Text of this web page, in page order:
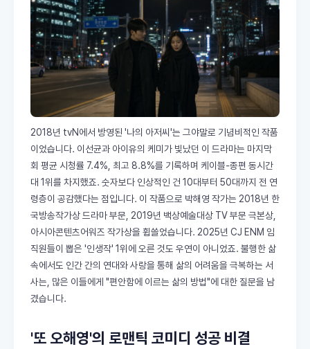
2018년 tvN에서 방영된 '나의 아저씨'는 그야말로 기념비적인 작품
이었습니다. 이선균과 아이유의 케미가 빛났던 이 드라마는 마지막
회 평균 시청률 7.4%, 최고 8.8%를 기록하며 케이블-종편 동시간
대 1위를 차지했죠. 숫자보다 인상적인 건 10대부터 50대까지 전 연
령층이 공감했다는 점입니다. 이 작품으로 박해영 작가는 2018년 한
국방송작가상 드라마 부문, 2019년 백상예술대상 TV 부문 극본상,
아시아콘텐츠어워즈 작가상을 휩쓸었습니다. 2025년 CJ ENM 임
직원들이 뽑은 '인생작' 1위에 오른 것도 우연이 아니었죠. 불행한 삶
속에서도 인간 간의 연대와 사랑을 통해 삶의 어려움을 극복하는 서
사는, 많은 이들에게 "편안함에 이르는 삶의 방법"에 대한 질문을 남
겼습니다.
'또 오해영'의 로맨틱 코미디 성공 비결